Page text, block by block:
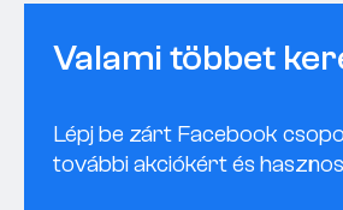
Valami többet
Lépj be zárt Facebook
további akciókért és